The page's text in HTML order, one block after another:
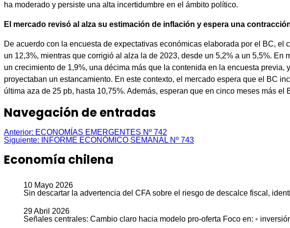
ha moderado y persiste una alta incertidumbre en el ámbito político.
El mercado revisó al alza su estimación de inflación y espera una
De acuerdo con la encuesta de expectativas económicas elaborada por el BC,
un 12,3%, mientras que corrigió al alza la de 2023, desde un 5,2% a un 5,5%.
un crecimiento de 1,9%, una décima más que la contenida en la encuesta
proyectaban un estancamiento. En este contexto, el mercado espera que el BC
última aza de 25 pb, hasta 10,75%. Además, esperan que en cinco meses más
Navegación de entradas
Anterior: ECONOMÍAS EMERGENTES Nº 742
Siguiente:
INFORME ECONÓMICO SEMANAL Nº 743
Economía chilena
10 Mayo 2026
Sin descartar la advertencia del CFA sobre el riesgo de descalce fiscal,
29 Abril 2026
Señales centrales: Cambio claro hacia modelo pro-oferta Foco en: ◦